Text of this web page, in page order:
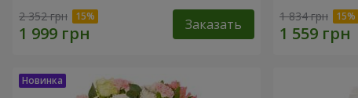
2 352 грн Заказать 1 834 грн